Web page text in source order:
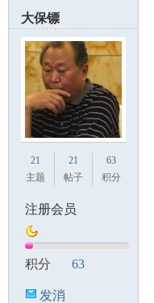
大保镖
21
主题
21
帖子
63
积分
注册会员
积分 63
发消